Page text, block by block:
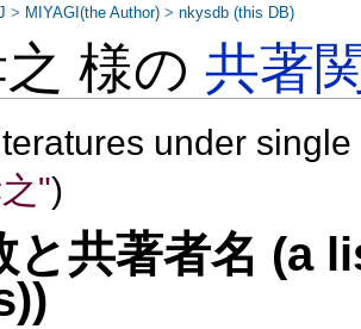
之 様の共著
under
")
と共著者名 (a
> MIYAGI(the Author) >nkysdb (this DB)